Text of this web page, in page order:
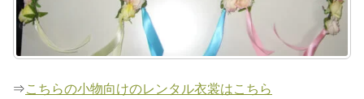
⇒こちらの小物向けのレンタル衣裳はこちら